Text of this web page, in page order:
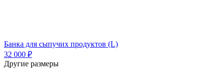
Банка для сыпучих продуктов (L)
32 000 ₽
Другие размеры